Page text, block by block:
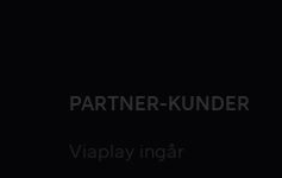
PARTNER-KUNDER
Viaplay ingår